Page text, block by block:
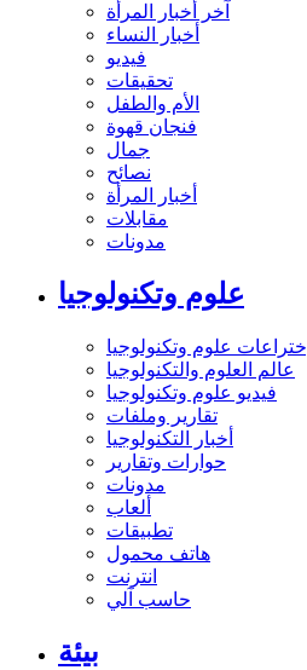
آخر أخبار المرأة
أخبار النساء
فيديو
تحقيقات
الأم والطفل
فنجان قهوة
جمال
نصائح
أخبار المرأة
مقابلات
مدونات
علوم وتكنولوجيا
إختراعات علوم وتكنولوجيا
عالم العلوم والتكنولوجيا
فيديو علوم وتكنولوجيا
تقارير وملفات
أخبار التكنولوجيا
حوارات وتقارير
مدونات
ألعاب
تطبيقات
هاتف محمول
انترنت
حاسب آلي
بيئة